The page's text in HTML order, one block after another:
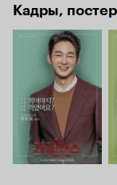
Кадры,